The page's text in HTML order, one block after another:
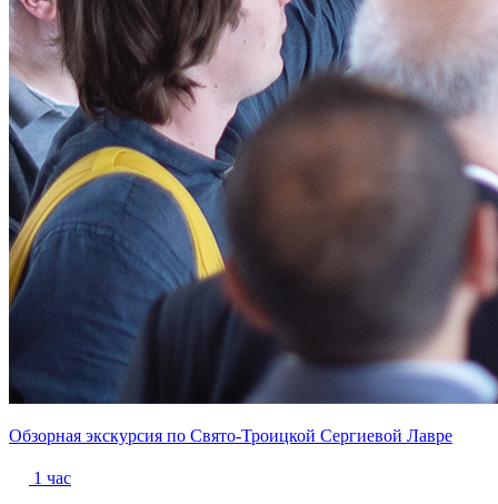
Обзорная экскурсия по Свято-Троицкой Сергиевой Лавре
1 час